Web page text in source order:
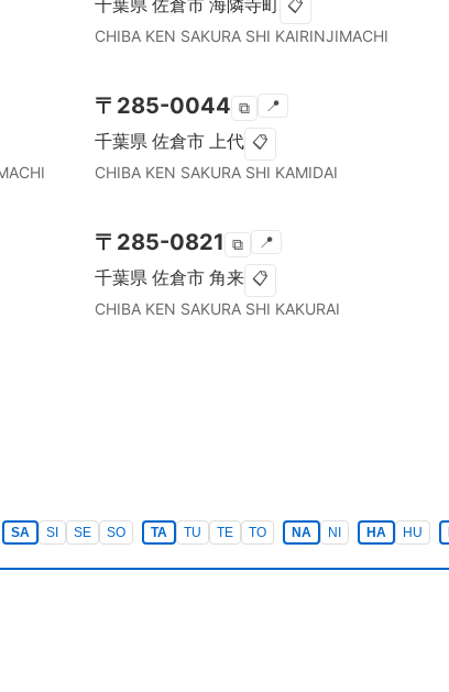
千葉県 佐倉市 海隣寺町 📋
CHIBA KEN SAKURA SHI KAIRINJIMACHI
〒 285-0044 ⧉ 📍
千葉県 佐倉市 上代 📋
CHIBA KEN SAKURA SHI KAMIDAI
〒 285-0821 ⧉ 📍
千葉県 佐倉市 角来 📋
CHIBA KEN SAKURA SHI KAKURAI
SA SI SE SO TA TU TE TO NA NI HA HU